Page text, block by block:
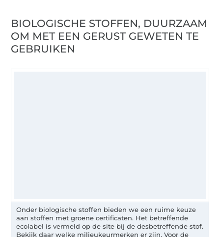
BIOLOGISCHE STOFFEN, DUURZAAM
OM MET EEN GERUST GEWETEN TE
GEBRUIKEN
Onder biologische stoffen bieden we een ruime keuze
aan stoffen met groene certificaten. Het betreffende
ecolabel is vermeld op de site bij de desbetreffende stof.
Bekijk daar welke milieukeurmerken er zijn. Voor de